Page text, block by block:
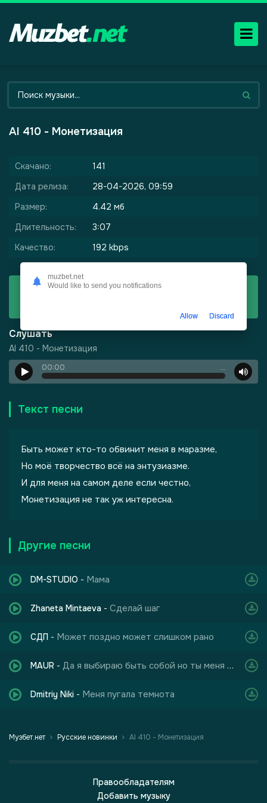
AI 410 - Монетизация
Скачано:
141
Дата релиза:
28-04-2026, 09:59
Размер:
4.42 мб
Длительность:
3:07
Качество:
192 kbps
Скачать
Слушать
AI 410 - Монетизация
00:00 …
Текст песни
Быть может кто-то обвинит меня в маразме,
Но моё творчество всё на энтузиазме.
И для меня на самом деле если честно,
Монетизация не так уж интересна.
Другие песни
DM-STUDIO - Мама
Zhaneta Mintaeva - Сделай шаг
СДП - Может поздно может слишком рано
MAUR - Да я выбираю быть собой но ты меня не слышишь
Dmitriy Niki - Меня пугала темнота
Музбет.нет Русские новинки AI 410 - Монетизация
Правообладателям
Добавить музыку
Шепот, робкое дыхание
muzbet.net
Would like to send you notifications
Allow Discard